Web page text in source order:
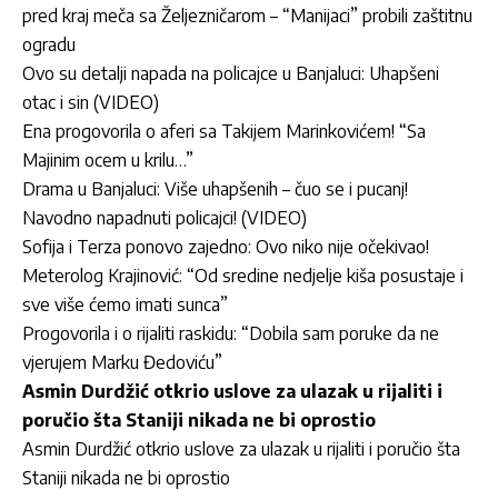
pred kraj meča sa Željezničarom – “Manijaci” probili zaštitnu
ogradu
Ovo su detalji napada na policajce u Banjaluci: Uhapšeni
otac i sin (VIDEO)
Ena progovorila o aferi sa Takijem Marinkovićem! “Sa
Majinim ocem u krilu…”
Drama u Banjaluci: Više uhapšenih – čuo se i pucanj!
Navodno napadnuti policajci! (VIDEO)
Sofija i Terza ponovo zajedno: Ovo niko nije očekivao!
Meterolog Krajinović: “Od sredine nedjelje kiša posustaje i
sve više ćemo imati sunca”
Progovorila i o rijaliti raskidu: “Dobila sam poruke da ne
vjerujem Marku Đedoviću”
Asmin Durdžić otkrio uslove za ulazak u rijaliti i
poručio šta Staniji nikada ne bi oprostio
Asmin Durdžić otkrio uslove za ulazak u rijaliti i poručio šta
Staniji nikada ne bi oprostio